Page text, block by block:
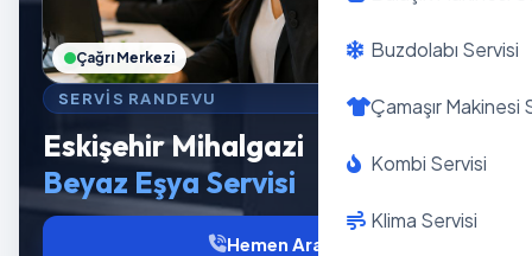
Buzdolabı Servisi
Çamaşır Makinesi
Kombi Servisi
Klima Servisi
SERVIS RANDEVU
Eskişehir Mihalgazi
Beyaz Eşya Servisi
Hemen Ara
Çağrı Merkezi